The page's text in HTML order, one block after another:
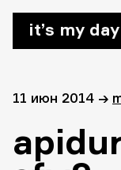
it’s my day
11 июн 2014 →